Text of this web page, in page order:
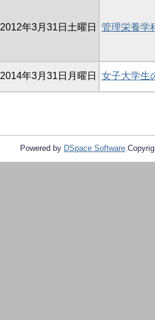
2012年3月31日土曜日 管理栄養学
2014年3月31日月曜日 女子大学生
Powered by DSpace Software